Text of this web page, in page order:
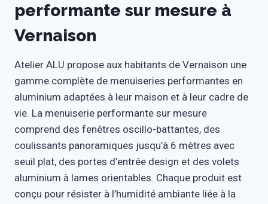
performante sur mesure à
Vernaison
Atelier ALU propose aux habitants de Vernaison une
gamme complète de menuiseries performantes en
aluminium adaptées à leur maison et à leur cadre de
vie. La menuiserie performante sur mesure
comprend des fenêtres oscillo-battantes, des
coulissants panoramiques jusqu’à 6 mètres avec
seuil plat, des portes d’entrée design et des volets
aluminium à lames orientables. Chaque produit est
conçu pour résister à l’humidité ambiante liée à la